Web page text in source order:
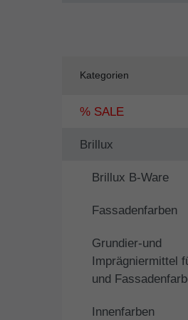
Kategorien
% SALE
Brillux
Brillux B-Ware
Fassadenfarben
Grundier-und
Imprägniermittel
und
Innenfarben